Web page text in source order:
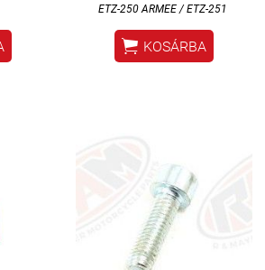
ETZ-250 ARMEE / ETZ-251
 KOSÁRBA